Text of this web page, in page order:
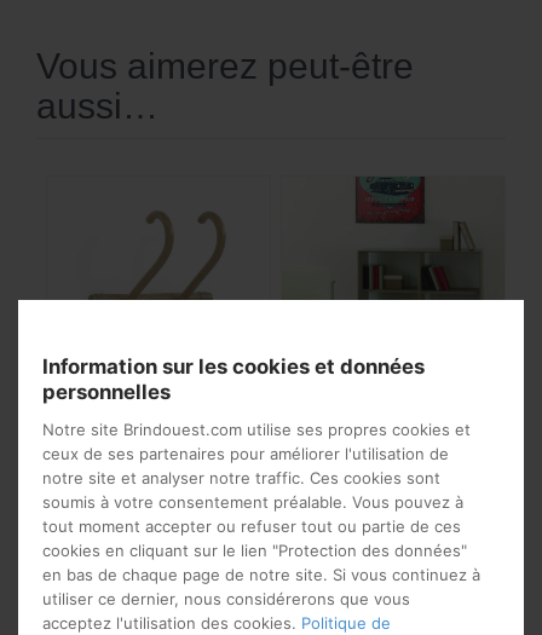
Vous aimerez peut-être
aussi…
Porte manteau vintage
mural
à partir de98€
Etagère scandinave
modulable
à partir de836€
Information sur les cookies et données
personnelles
Notre site Brindouest.com utilise ses propres cookies et
ceux de ses partenaires pour améliorer l'utilisation de
notre site et analyser notre traffic. Ces cookies sont
soumis à votre consentement préalable. Vous pouvez à
tout moment accepter ou refuser tout ou partie de ces
cookies en cliquant sur le lien "Protection des données"
en bas de chaque page de notre site. Si vous continuez à
utiliser ce dernier, nous considérerons que vous
acceptez l'utilisation des cookies. Politique de